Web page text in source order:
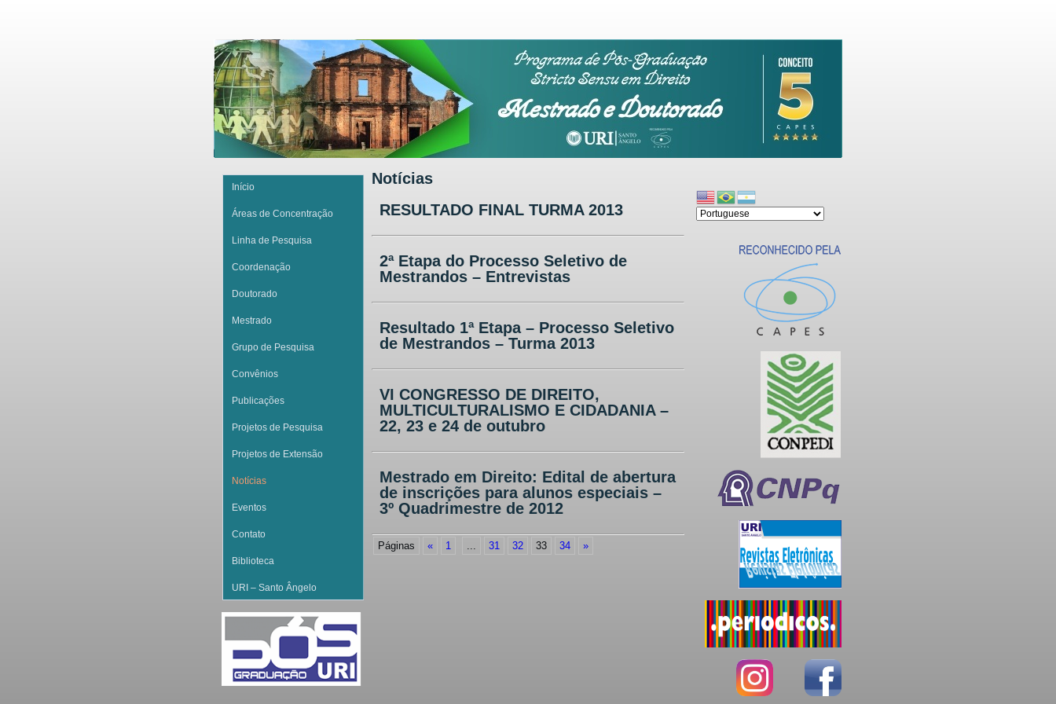
Início
Áreas de Concentração
Linha de Pesquisa
Coordenação
Doutorado
Mestrado
Grupo de Pesquisa
Convênios
Publicações
Projetos de Pesquisa
Projetos de Extensão
Notícias
Eventos
Contato
Biblioteca
URI – Santo Ângelo
Notícias
RESULTADO FINAL TURMA 2013
2ª Etapa do Processo Seletivo de
Mestrandos – Entrevistas
Resultado 1ª Etapa – Processo Seletivo
de Mestrandos – Turma 2013
VI CONGRESSO DE DIREITO,
MULTICULTURALISMO E CIDADANIA –
22, 23 e 24 de outubro
Mestrado em Direito: Edital de abertura
de inscrições para alunos especiais –
3º Quadrimestre de 2012
Páginas « 1 ... 31 32 33 34 »